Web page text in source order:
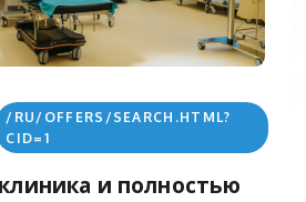
/RU/OFFERS/SEARCH.HTML?
CID=1
и полностью